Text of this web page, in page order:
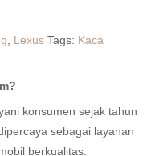
, Lexus Tags: Kaca
konsumen sejak tahun
sebagai layanan
berkualitas.